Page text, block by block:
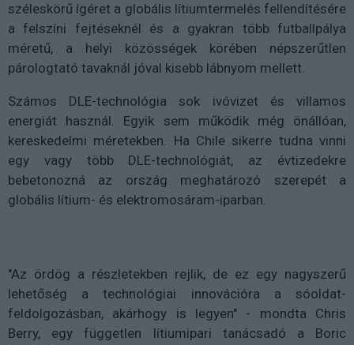
széleskörű ígéret a globális lítiumtermelés fellendítésére
a felszíni fejtéseknél és a gyakran több futballpálya
méretű, a helyi közösségek körében népszerűtlen
párologtató tavaknál jóval kisebb lábnyom mellett.
Számos DLE-technológia sok ivóvizet és villamos
energiát használ. Egyik sem működik még önállóan,
kereskedelmi méretekben. Ha Chile sikerre tudna vinni
egy vagy több DLE-technológiát, az évtizedekre
bebetonozná az ország meghatározó szerepét a
globális lítium- és elektromosáram-iparban.
"Az ördög a részletekben rejlik, de ez egy nagyszerű
lehetőség a technológiai innovációra a sóoldat-
feldolgozásban, akárhogy is legyen" - mondta Chris
Berry, egy független lítiumipari tanácsadó a Boric